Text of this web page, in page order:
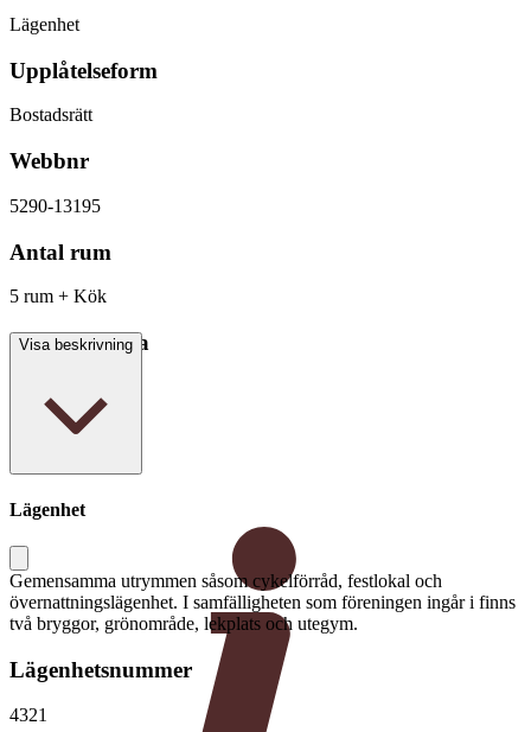
Lägenhet
Upplåtelseform
Bostadsrätt
Webbnr
5290-13195
Antal rum
5 rum + Kök
Boarea/Biarea
Visa beskrivning
Lägenhet
Gemensamma utrymmen såsom cykelförråd, festlokal och
övernattningslägenhet. I samfälligheten som föreningen ingår i finns
två bryggor, grönområde, lekplats och utegym.
Lägenhetsnummer
4321